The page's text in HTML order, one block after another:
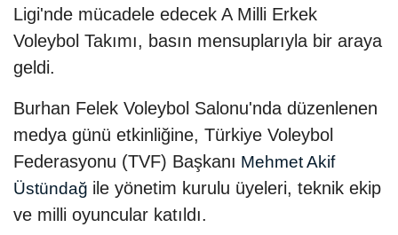
Ligi'nde mücadele edecek A Milli Erkek
Voleybol Takımı, basın mensuplarıyla bir araya
geldi.
Burhan Felek Voleybol Salonu'nda düzenlenen
medya günü etkinliğine, Türkiye Voleybol
Federasyonu (TVF) Başkanı Mehmet Akif
Üstündağ ile yönetim kurulu üyeleri, teknik ekip
ve milli oyuncular katıldı.